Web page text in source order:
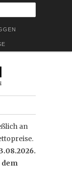
an